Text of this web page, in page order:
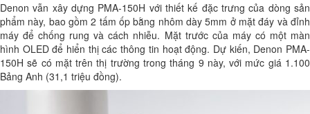
Denon vẫn xây dựng PMA-150H với thiết kế đặc trưng của dòng sản
phẩm này, bao gồm 2 tấm ốp bằng nhôm dày 5mm ở mặt đáy và đỉnh
máy để chống rung và cách nhiễu. Mặt trước của máy có một màn
hình OLED để hiển thị các thông tin hoạt động. Dự kiến, Denon PMA-
150H sẽ có mặt trên thị trường trong tháng 9 này, với mức giá 1.100
Bảng Anh (31,1 triệu đồng).